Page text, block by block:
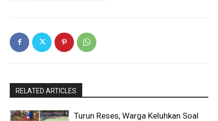
RELATED ARTICLES
Turun Reses, Warga Keluhkan Soal